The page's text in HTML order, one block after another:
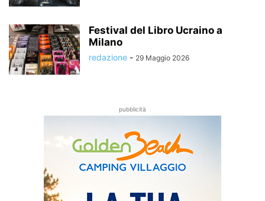
Festival del Libro Ucraino a
Milano
redazione - 29 Maggio 2026
pubblicità